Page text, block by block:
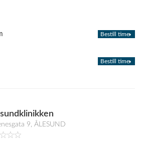
Bestill time
Bestill time
9, ÅLESUND